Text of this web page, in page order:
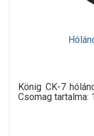
König CK-7
Csomag tartalma: